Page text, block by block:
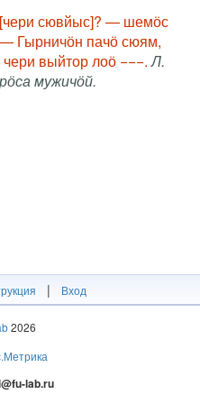
сювйыс]? — шемӧс
— Гырничӧн пачӧ сюям,
выйтор лоӧ −−−.Л.
мужичӧй.
| Вход
2026
lab.ru